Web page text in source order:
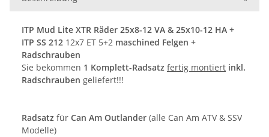
ITP Mud Lite XTR Räder 25x8-12 VA & 25x10-12 HA +
ITP SS 212 12x7 ET 5+2 maschined Felgen +
Radschrauben
Sie bekommen 1 Komplett-Radsatz fertig montiert inkl.
Radschrauben geliefert!!!
Radsatz für Can Am Outlander (alle Can Am ATV & SSV
Modelle)